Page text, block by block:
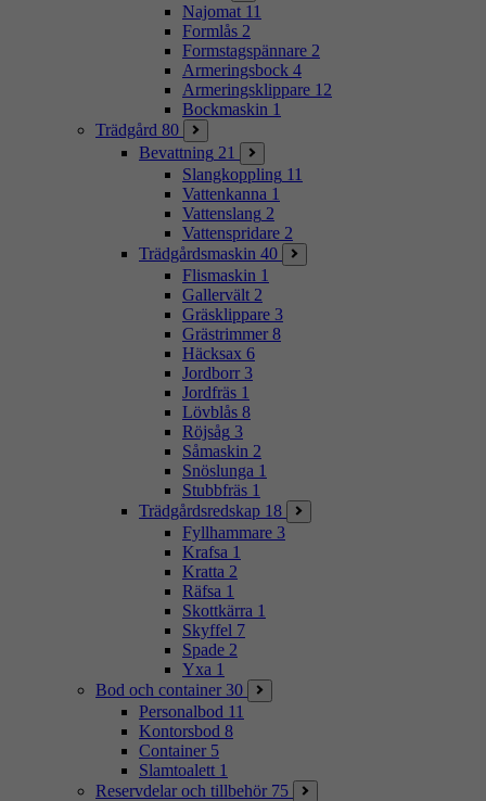
Najomat 11
Formlås 2
Formstagspännare 2
Armeringsbock 4
Armeringsklippare 12
Bockmaskin 1
Trädgård 80
Bevattning 21
Slangkoppling 11
Vattenkanna 1
Vattenslang 2
Vattenspridare 2
Trädgårdsmaskin 40
Flismaskin 1
Gallervält 2
Gräsklippare 3
Grästrimmer 8
Häcksax 6
Jordborr 3
Jordfräs 1
Lövblås 8
Röjsåg 3
Såmaskin 2
Snöslunga 1
Stubbfräs 1
Trädgårdsredskap 18
Fyllhammare 3
Krafsa 1
Kratta 2
Räfsa 1
Skottkärra 1
Skyffel 7
Spade 2
Yxa 1
Bod och container 30
Personalbod 11
Kontorsbod 8
Container 5
Slamtoalett 1
Reservdelar och tillbehör 75